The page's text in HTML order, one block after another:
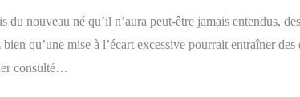
nouveau né qu’il n’aura peut-être jamais entendus,
qu’une mise à l’écart excessive pourrait entraîner
consulté…